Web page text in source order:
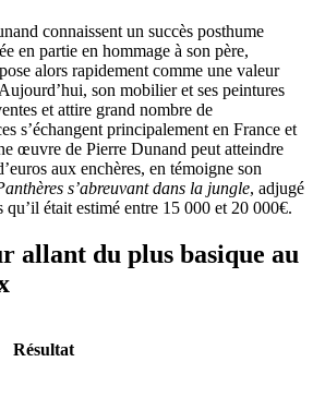
connaissent un succès posthume
en partie en hommage à son père,
alors rapidement comme une valeur
son mobilier et ses peintures
et attire grand nombre de
s’échangent principalement en France et
œuvre de Pierre Dunand peut atteindre
aux enchères, en témoigne son
s’abreuvant dans la jungle, adjugé
était estimé entre 15 000 et 20 000€.
allant du plus basique au
Résultat